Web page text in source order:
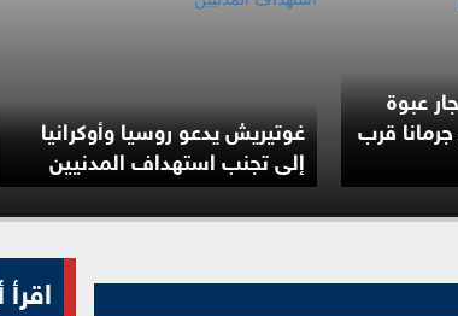
13 بانفجار عبوة
قرب غوتيريش يدعو روسيا وأوكرانيا
إلى تجنب استهداف المدنيين